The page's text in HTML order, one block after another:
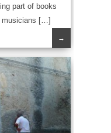
part of books
musicians […]
→